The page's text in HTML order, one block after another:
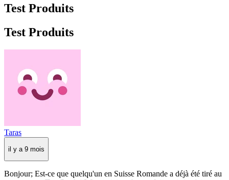
Test Produits
Test Produits
Taras
il y a 9 mois
Bonjour; Est-ce que quelqu'un en Suisse Romande a déjà été tiré au